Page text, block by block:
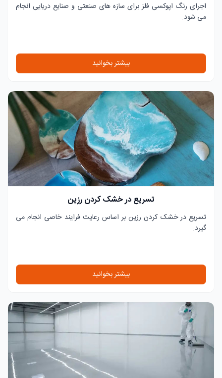
اجرای رنگ اپوکسی فلز برای سازه های صنعتی و صنایع دریایی انجام
می شود.
بیشتر بخوانید
تسریع در خشک کردن رزین
تسریع در خشک کردن رزین بر اساس رعایت فرایند خاصی انجام می
گیرد.
بیشتر بخوانید